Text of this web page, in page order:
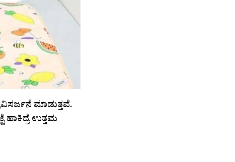
ಮಾಡುತ್ತವೆ.
ಹಾಕಿದ್ರೆ ಉತ್ತಮ